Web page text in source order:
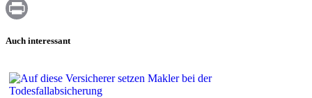
WhatsApp
Auch interessant